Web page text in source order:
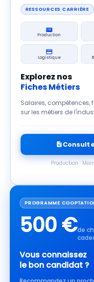
RESSOURCES CARRIÈRE
Production
Logistique
Explorez nos
Fiches Métiers
Salaires, compétences,
sur les métiers de
Production ·
PROGRAMME
500 €de
Vous connaissez
le bon candidat ?